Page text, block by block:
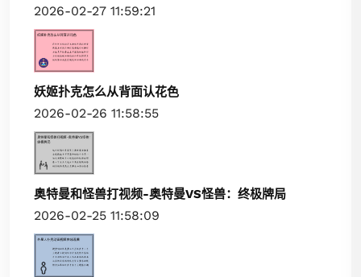
2026-02-27 11:59:21
妖姬扑克怎么从背面认花色
2026-02-26 11:58:55
奥特曼和怪兽打视频-奥特曼VS怪兽：终极牌局
2026-02-25 11:58:09